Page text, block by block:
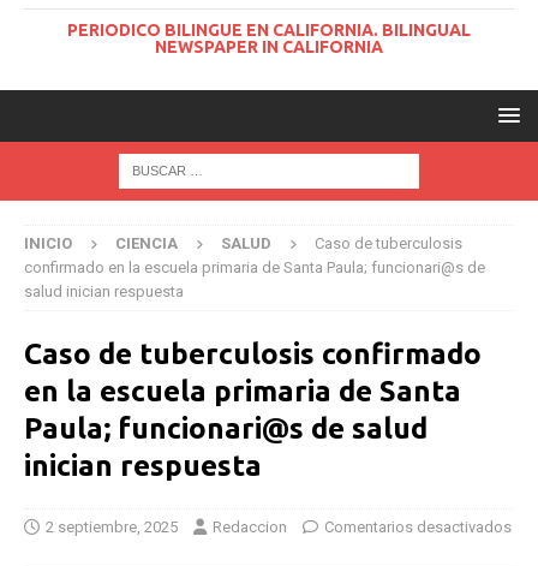
PERIODICO BILINGUE EN CALIFORNIA. BILINGUAL
NEWSPAPER IN CALIFORNIA
INICIO CIENCIA SALUD
Caso de tuberculosis
confirmado en la escuela primaria de Santa Paula; funcionari@s de
salud inician respuesta
Caso de tuberculosis confirmado
en la escuela primaria de Santa
Paula; funcionari@s de salud
inician respuesta
2 septiembre, 2025 Redaccion Comentarios desactivados